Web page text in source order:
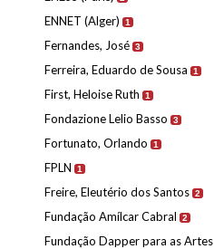
ENNET (Alger) 1
Fernandes, José 3
Ferreira, Eduardo de Sousa 1
First, Heloise Ruth 1
Fondazione Lelio Basso 3
Fortunato, Orlando 1
FPLN 1
Freire, Eleutério dos Santos 2
Fundação Amílcar Cabral 2
Fundação Dapper para as Artes